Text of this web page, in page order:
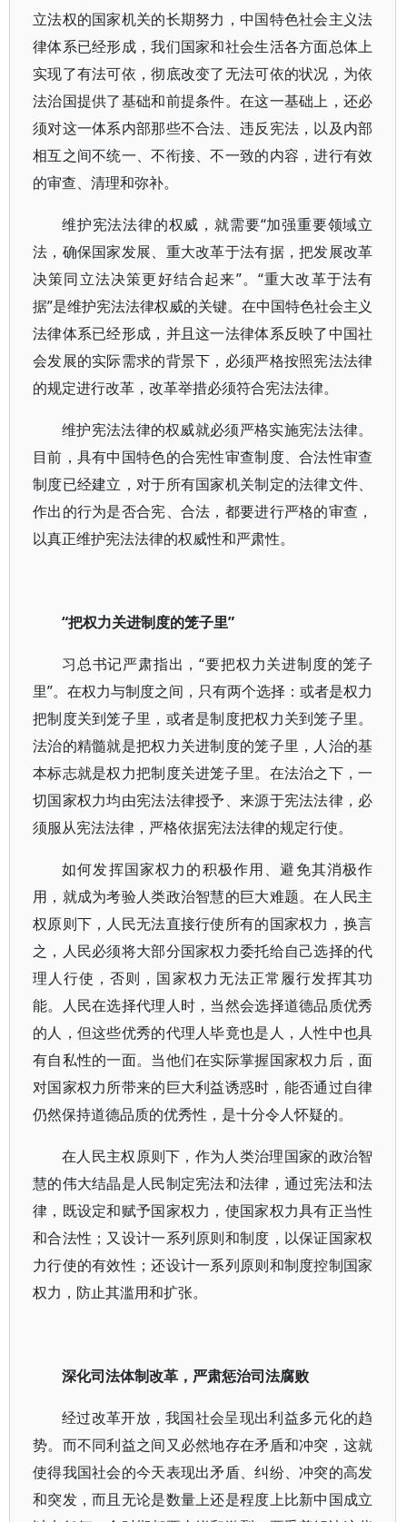
立法权的国家机关的长期努力，中国特色社会主义法
律体系已经形成，我们国家和社会生活各方面总体上
实现了有法可依，彻底改变了无法可依的状况，为依
法治国提供了基础和前提条件。在这一基础上，还必
须对这一体系内部那些不合法、违反宪法，以及内部
相互之间不统一、不衔接、不一致的内容，进行有效
的审查、清理和弥补。
维护宪法法律的权威，就需要“加强重要领域立
法，确保国家发展、重大改革于法有据，把发展改革
决策同立法决策更好结合起来”。“重大改革于法有
据”是维护宪法法律权威的关键。在中国特色社会主义
法律体系已经形成，并且这一法律体系反映了中国社
会发展的实际需求的背景下，必须严格按照宪法法律
的规定进行改革，改革举措必须符合宪法法律。
维护宪法法律的权威就必须严格实施宪法法律。
目前，具有中国特色的合宪性审查制度、合法性审查
制度已经建立，对于所有国家机关制定的法律文件、
作出的行为是否合宪、合法，都要进行严格的审查，
以真正维护宪法法律的权威性和严肃性。
“把权力关进制度的笼子里”
习总书记严肃指出，“要把权力关进制度的笼子
里”。在权力与制度之间，只有两个选择：或者是权力
把制度关到笼子里，或者是制度把权力关到笼子里。
法治的精髓就是把权力关进制度的笼子里，人治的基
本标志就是权力把制度关进笼子里。在法治之下，一
切国家权力均由宪法法律授予、来源于宪法法律，必
须服从宪法法律，严格依据宪法法律的规定行使。
如何发挥国家权力的积极作用、避免其消极作
用，就成为考验人类政治智慧的巨大难题。在人民主
权原则下，人民无法直接行使所有的国家权力，换言
之，人民必须将大部分国家权力委托给自己选择的代
理人行使，否则，国家权力无法正常履行发挥其功
能。人民在选择代理人时，当然会选择道德品质优秀
的人，但这些优秀的代理人毕竟也是人，人性中也具
有自私性的一面。当他们在实际掌握国家权力后，面
对国家权力所带来的巨大利益诱惑时，能否通过自律
仍然保持道德品质的优秀性，是十分令人怀疑的。
在人民主权原则下，作为人类治理国家的政治智
慧的伟大结晶是人民制定宪法和法律，通过宪法和法
律，既设定和赋予国家权力，使国家权力具有正当性
和合法性；又设计一系列原则和制度，以保证国家权
力行使的有效性；还设计一系列原则和制度控制国家
权力，防止其滥用和扩张。
深化司法体制改革，严肃惩治司法腐败
经过改革开放，我国社会呈现出利益多元化的趋
势。而不同利益之间又必然地存在矛盾和冲突，这就
使得我国社会的今天表现出矛盾、纠纷、冲突的高发
和突发，而且无论是数量上还是程度上比新中国成立